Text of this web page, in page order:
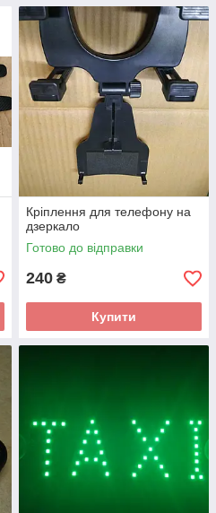
Кріплення для телефону на
дзеркало
Готово до відправки
240 ₴
Купити